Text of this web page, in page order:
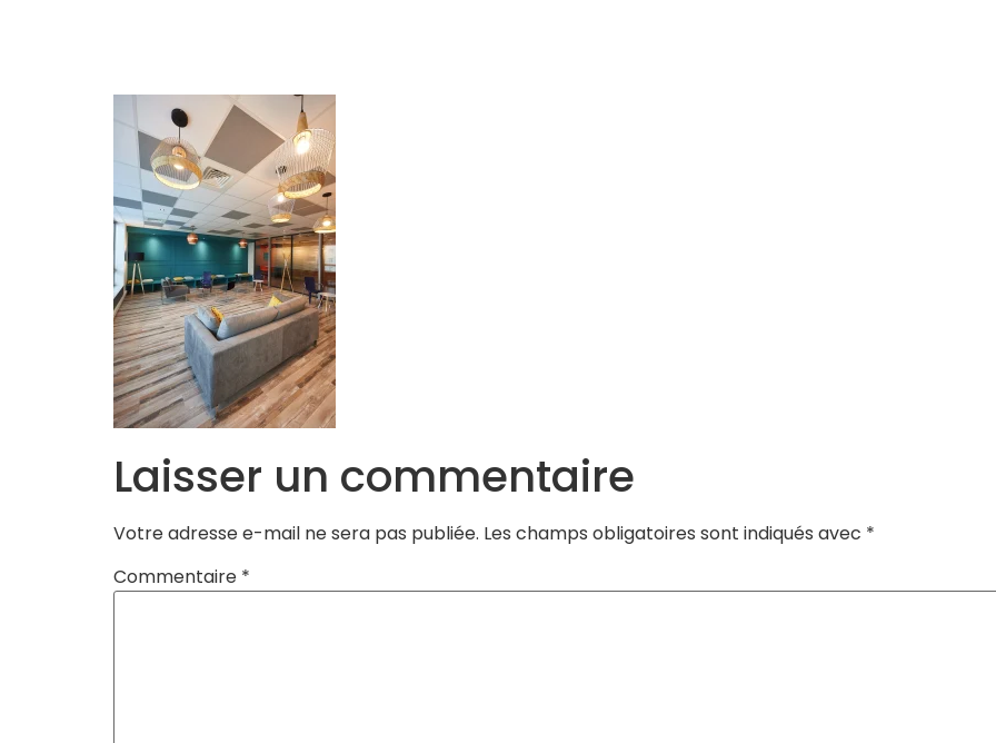
Laisser un commentaire
Votre adresse e-mail ne sera pas publiée. Les champs obligatoires sont indiqués avec *
Commentaire *